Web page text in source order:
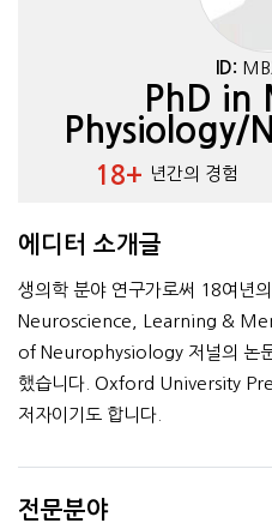
ID:
PhD in
Physiology/
18+ 년간의 경험
에디터 소개글
생의학 분야 연구가로써 18여년
Neuroscience, Learning &
of Neurophysiology 저널의 논
했습니다. Oxford University
저자이기도 합니다.
전문분야